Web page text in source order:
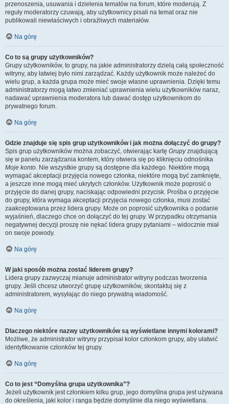
przenoszenia, usuwania i dzielenia tematów na forum, które moderują. Z
reguły moderatorzy czuwają, aby użytkownicy pisali na temat oraz nie
publikowali niewłaściwych i obraźliwych materiałów.
Na górę
Co to są grupy użytkowników?
Grupy użytkowników, to grupy, na jakie administratorzy dzielą całą społeczność
witryny, aby łatwiej było nimi zarządzać. Każdy użytkownik może należeć do
wielu grup, a każda grupa może mieć swoje własne uprawnienia. Dzięki temu
administratorzy mogą łatwo zmieniać uprawnienia wielu użytkowników naraz,
nadawać uprawnienia moderatora lub dawać dostęp użytkownikom do
prywatnego forum.
Na górę
Gdzie znajduje się spis grup użytkowników i jak można dołączyć do grupy?
Spis grup użytkowników można zobaczyć, otwierając kartę Grupyznajdującą
się w panelu zarządzania kontem, który otwiera się po kliknięciu odnośnika
Moje konto. Nie wszystkie grupy są dostępne dla każdego. Niektóre mogą
wymagać akceptacji przyjęcia nowego członka, niektóre mogą być zamknięte,
a jeszcze inne mogą mieć ukrytych członków. Użytkownik może poprosić o
przyjęcie do danej grupy, naciskając odpowiedni przycisk. Prośba o przyjęcie
do grupy, która wymaga akceptacji przyjęcia nowego członka, musi zostać
zaakceptowana przez lidera grupy. Może on poprosić użytkownika o podanie
wyjaśnień, dlaczego chce on dołączyć do tej grupy. W przypadku otrzymania
negatywnej decyzji proszę nie nękać lidera grupy pytaniami – widocznie miał
on swoje powody.
Na górę
W jaki sposób można zostać liderem grupy?
Lidera grupy zazwyczaj mianuje administrator witryny podczas tworzenia
grupy. Jeśli chcesz utworzyć grupę użytkowników, skontaktuj się z
administratorem, wysyłając do niego prywatną wiadomość.
Na górę
Dlaczego niektóre nazwy użytkowników są wyświetlane innymi kolorami?
Możliwe, że administrator witryny przypisał kolor członkom grupy, aby ułatwić
identyfikowanie członków tej grupy.
Na górę
Co to jest “Domyślna grupa użytkownika”?
Jeżeli użytkownik jest członkiem kilku grup, jego domyślna grupa jest używana
do określenia, jaki kolor i ranga będzie domyślnie dla niego wyświetlana.